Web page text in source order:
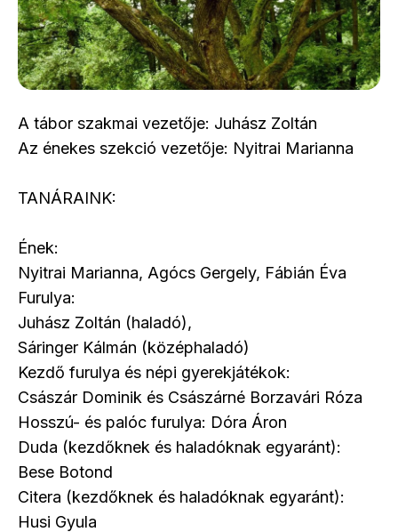
A tábor szakmai vezetője: Juhász Zoltán
Az énekes szekció vezetője: Nyitrai Marianna
TANÁRAINK:
Ének:
Nyitrai Marianna, Agócs Gergely, Fábián Éva
Furulya:
Juhász Zoltán (haladó),
Sáringer Kálmán (középhaladó)
Kezdő furulya és népi gyerekjátékok:
Császár Dominik és Császárné Borzavári Róza
Hosszú- és palóc furulya: Dóra Áron
Duda (kezdőknek és haladóknak egyaránt):
Bese Botond
Citera (kezdőknek és haladóknak egyaránt):
Husi Gyula